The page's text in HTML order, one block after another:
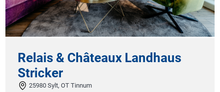
Relais & Châteaux Landhaus
Stricker
25980 Sylt, OT Tinnum